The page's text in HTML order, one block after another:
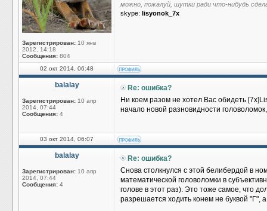
Зарегистрирован: 10 янв
2012, 14:18
Сообщения: 804
можно, пожалуй, шутки ради что-нибудь
skype: lisyonok_7x
02 окт 2014, 06:48
balalay
Зарегистрирован: 10 апр
2014, 07:44
Сообщения: 4
Re: ошибка?
Ни коем разом не хотел Вас обидеть
начало новой разновидности
03 окт 2014, 06:07
balalay
Зарегистрирован: 10 апр
2014, 07:44
Сообщения: 4
Re: ошибка?
Снова столкнулся с этой белибердой в
математической головоломки в
голове в этот раз). Это тоже самое, что
разрешается ходить конем не буквой "Г",